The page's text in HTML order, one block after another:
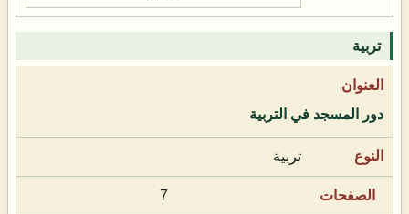
تربية
دور المسجد في التربية
تربية
7